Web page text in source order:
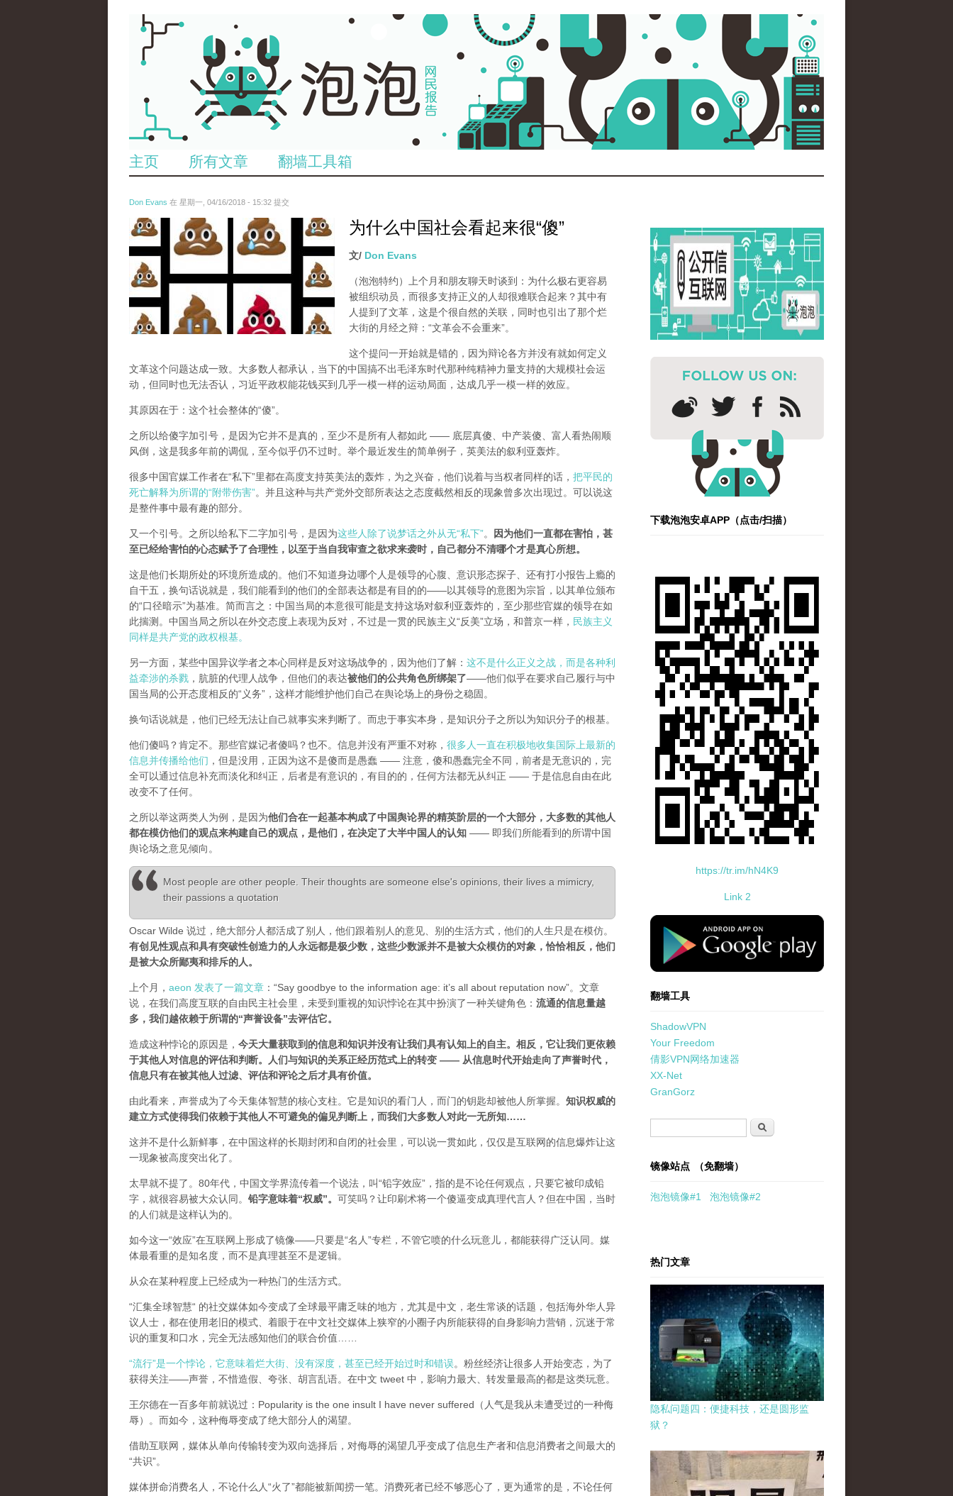
主页 所有文章 翻墙工具箱
Don Evans 在 星期一, 04/16/2018 - 15:32 提交
wechatimg1053.jpeg 为什么中国社会看起来很“傻”
文/ Don Evans
（泡泡特约）
上个月和朋友聊天时谈到：为什么极右更容易
被组织动员，而很多支持正义的人却很难联合起来？其中有
人提到了文革，这是个很自然的关联，同时也引出了那个烂
大街的月经之辩：“文革会不会重来”。
这个提问一开始就是错的，因为辩论各方并没有就如何定义
文革这个问题达成一致。大多数人都承认，当下的中国搞不出毛泽东时代那种纯精神力量支持的大规模社会运
动，但同时也无法否认，习近平政权能花钱买到几乎一模一样的运动局面，达成几乎一模一样的效应。
其原因在于：这个社会整体的“傻”。
之所以给傻字加引号，是因为它并不是真的，至少不是所有人都如此 —— 底层真傻、中产装傻、富人看热闹顺
风倒，这是我多年前的调侃，至今似乎仍不过时。举个最近发生的简单例子，英美法的叙利亚轰炸。
很多中国官媒工作者在“私下”里都在高度支持英美法的轰炸，为之兴奋，他们说着与当权者同样的话， 把平民的
死亡解释为所谓的“附带伤害”。并且这种与共产党外交部所表达之态度截然相反的现象曾多次出现过。可以说这
是整件事中最有趣的部分。
又一个引号。之所以给私下二字加引号，是因为这些人除了说梦话之外从无“私下”。
因为他们一直都在害怕，甚
至已经给害怕的心态赋予了合理性，以至于当自我审查之欲求来袭时，自己都分不清哪个才是真心所想。
这是他们长期所处的环境所造成的。他们不知道身边哪个人是领导的心腹、意识形态探子、还有打小报告上瘾的
自干五，换句话说就是，我们能看到的他们的全部表达都是有目的的——以其领导的意图为宗旨，以其单位颁布
的“口径暗示”为基准。简而言之：中国当局的本意很可能是支持这场对叙利亚轰炸的，至少那些官媒的领导在如
此揣测。中国当局之所以在外交态度上表现为反对，不过是一贯的民族主义“反美”立场，和普京一样， 民族主义
同样是共产党的政权根基。
另一方面，某些中国异议学者之本心同样是反对这场战争的，因为他们了解： 这不是什么正义之战，而是各种利
益牵涉的杀戮 ，肮脏的代理人战争，但他们的表达被他们的公共角色所绑架了——他们似乎在要求自己履行与中
国当局的公开态度相反的“义务”，这样才能维护他们自己在舆论场上的身份之稳固。
换句话说就是，他们已经无法让自己就事实来判断了。而忠于事实本身，是知识分子之所以为知识分子的根基。
他们傻吗？肯定不。那些官媒记者傻吗？也不。信息并没有严重不对称， 很多人一直在积极地收集国际上最新的
信息并传播给他们 ，但是没用，正因为这不是傻而是愚蠢 —— 注意，傻和愚蠢完全不同，前者是无意识的，完
全可以通过信息补充而淡化和纠正，后者是有意识的，有目的的，任何方法都无从纠正 —— 于是信息自由在此
改变不了任何。
之所以举这两类人为例，是因为他们合在一起基本构成了中国舆论界的精英阶层的一个大部分，大多数的其他人
都在模仿他们的观点来构建自己的观点，是他们，在决定了大半中国人的认知 —— 即我们所能看到的所谓中国
舆论场之意见倾向。
Most people are other people. Their thoughts are someone else's opinions, their lives a mimicry,
their passions a quotation
Oscar Wilde 说过，绝大部分人都活成了别人，他们跟着别人的意见、别的生活方式，他们的人生只是在模仿。
有创见性观点和具有突破性创造力的人永远都是极少数，这些少数派并不是被大众模仿的对象，恰恰相反，他们
是被大众所鄙夷和排斥的人。
上个月， aeon 发表了一篇文章 ：“Say goodbye to the information age: it’s all about reputation now”。文章
说，在我们高度互联的自由民主社会里，未受到重视的知识悖论在其中扮演了一种关键角色： 流通的信息量越
多，我们越依赖于所谓的“声誉设备”去评估它。
造成这种悖论的原因是， 今天大量获取到的信息和知识并没有让我们具有认知上的自主。相反，它让我们更依赖
于其他人对信息的评估和判断。
人们与知识的关系正经历范式上的转变 —— 从信息时代开始走向了声誉时代，
信息只有在被其他人过滤、评估和评论之后才具有价值。
由此看来，声誉成为了今天集体智慧的核心支柱。它是知识的看门人，而门的钥匙却被他人所掌握。 知识权威的
建立方式使得我们依赖于其他人不可避免的偏见判断上，而我们大多数人对此一无所知……
这并不是什么新鲜事，在中国这样的长期封闭和自闭的社会里，可以说一贯如此，仅仅是互联网的信息爆炸让这
一现象被高度突出化了。
太早就不提了。80年代，中国文学界流传着一个说法，叫“铅字效应”，指的是不论任何观点，只要它被印成铅
字，就很容易被大众认同。 铅字意味着“权威”。 可笑吗？让印刷术将一个傻逼变成真理代言人？但在中国，当时
的人们就是这样认为的。
如今这一“效应”在互联网上形成了镜像——只要是“名人”专栏，不管它喷的什么玩意儿，都能获得广泛认同。媒
体最看重的是知名度，而不是真理甚至不是逻辑。
从众在某种程度上已经成为一种热门的生活方式。
“汇集全球智慧“ 的社交媒体如今变成了全球最平庸乏味的地方，尤其是中文，老生常谈的话题，包括海外华人异
议人士，都在使用老旧的模式、着眼于在中文社交媒体上狭窄的小圈子内所能获得的自身影响力营销，沉迷于常
识的重复和口水，完全无法感知他们的联合价值……
“流行”是一个悖论，它意味着烂大街、没有深度，甚至已经开始过时和错误。粉丝经济让很多人开始变态，为了
获得关注——声誉，不惜造假、夸张、胡言乱语。在中文 tweet 中，影响力最大、转发量最高的都是这类玩意。
王尔德在一百多年前就说过：Popularity is the one insult I have never suffered（人气是我从未遭受过的一种侮
辱）。而如今，这种侮辱变成了绝大部分人的渴望。
借助互联网，媒体从单向传输转变为双向选择后，对侮辱的渴望几乎变成了信息生产者和信息消费者之间最大的
“共识”。
媒体拼命消费名人，不论什么人“火了”都能被新闻捞一笔。消费死者已经不够恶心了，更为通常的是，不论任何
下载泡泡安卓APP（点击/扫描）
https://tr.im/hN4K9
Link 2
standard-icon-googleplay-app-store.png
翻墙工具
ShadowVPN
Your Freedom
倩影VPN网络加速器
XX-Net
GranGorz
搜索
镜像站点 （免翻墙）
泡泡镜像#1 泡泡镜像#2
热门文章
隐私问题四：便捷科技，还是圆形监
狱？